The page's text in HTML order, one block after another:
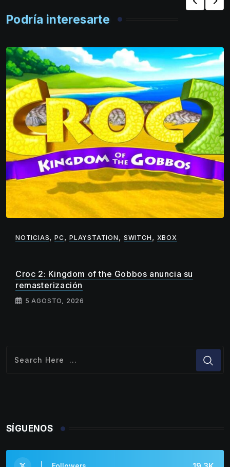
Podría interesarte
NOTICIAS,PC,PLAYSTATION , SWITCH , XBOX
Croc 2: Kingdom of the Gobbos anuncia su
remasterización
5 AGOSTO, 2026
SÍGUENOS